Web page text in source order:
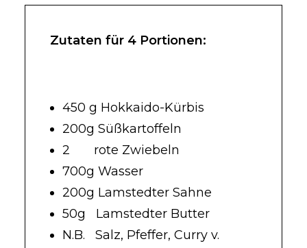
Zutaten für 4 Portionen:
450 g Hokkaido-Kürbis
200g Süßkartoffeln
2 rote Zwiebeln
700g Wasser
200g Lamstedter Sahne
50g Lamstedter Butter
N.B. Salz, Pfeffer, Curry v.